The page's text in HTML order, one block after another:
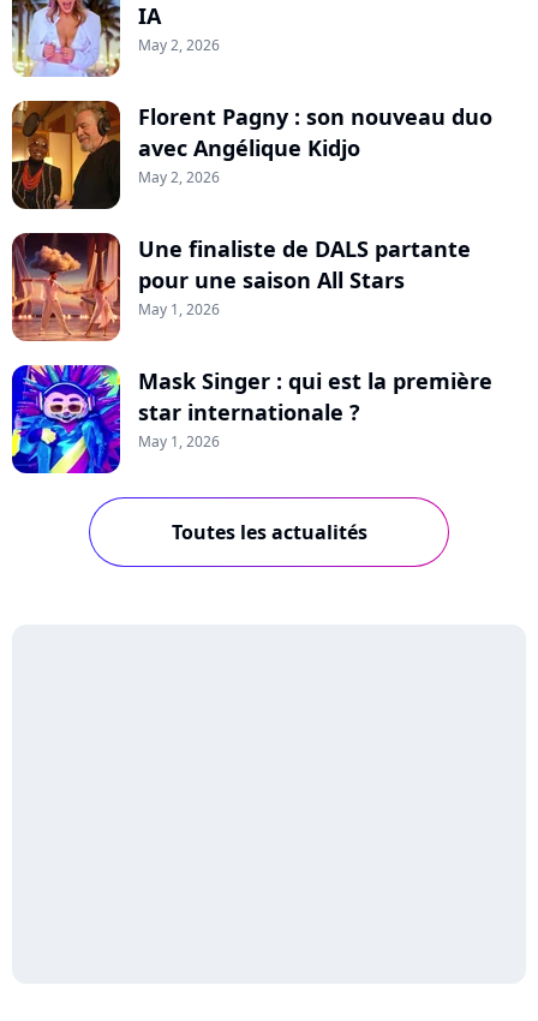
IA
May 2, 2026
Florent Pagny : son nouveau duo
avec Angélique Kidjo
May 2, 2026
Une finaliste de DALS partante
pour une saison All Stars
May 1, 2026
Mask Singer : qui est la première
star internationale ?
May 1, 2026
Toutes les actualités